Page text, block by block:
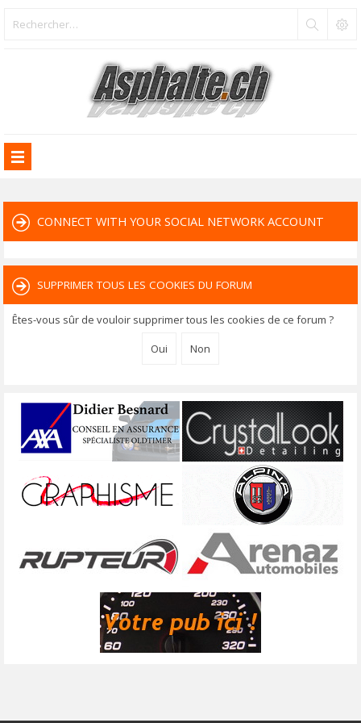
CONNECT WITH YOUR SOCIAL NETWORK ACCOUNT
SUPPRIMER TOUS LES COOKIES DU FORUM
Êtes-vous sûr de vouloir supprimer tous les cookies de ce forum ?